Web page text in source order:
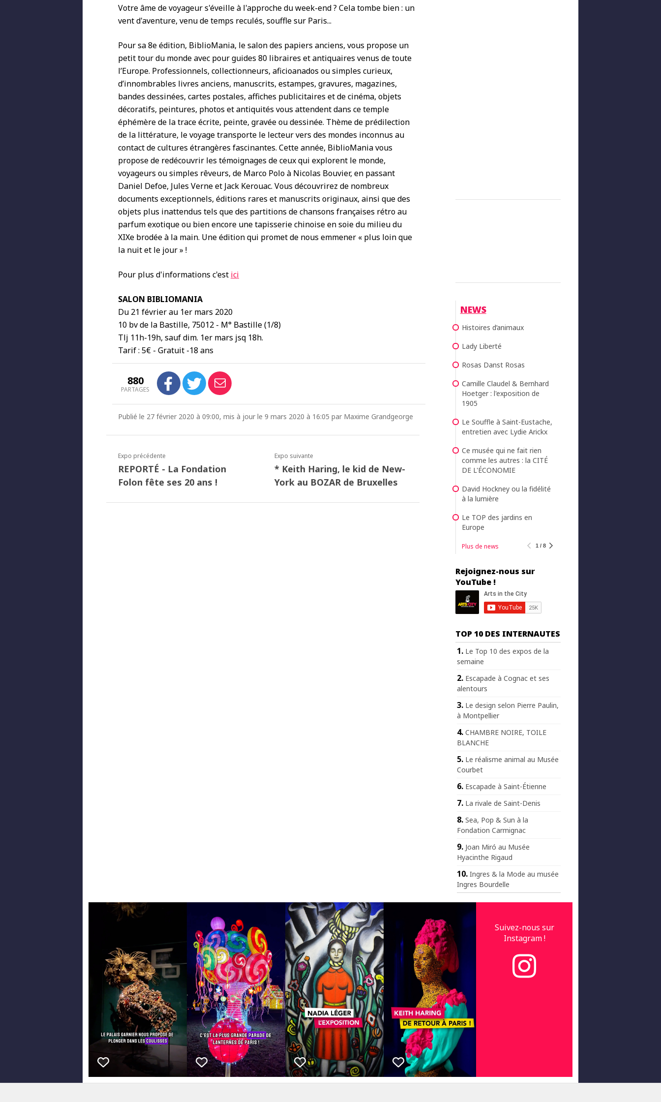
Votre âme de voyageur s'éveille à l'approche du week-end ? Cela tombe bien : un
vent d'aventure, venu de temps reculés, souffle sur Paris...
Pour sa 8e édition, BiblioMania, le salon des papiers anciens, vous propose un
petit tour du monde avec pour guides 80 libraires et antiquaires venus de toute
l’Europe. Professionnels, collectionneurs, aficioanados ou simples curieux,
d’innombrables livres anciens, manuscrits, estampes, gravures, magazines,
bandes dessinées, cartes postales, affiches publicitaires et de cinéma, objets
décoratifs, peintures, photos et antiquités vous attendent dans ce temple
éphémère de la trace écrite, peinte, gravée ou dessinée. Thème de prédilection
de la littérature, le voyage transporte le lecteur vers des mondes inconnus au
contact de cultures étrangères fascinantes. Cette année, BiblioMania vous
propose de redécouvrir les témoignages de ceux qui explorent le monde,
voyageurs ou simples rêveurs, de Marco Polo à Nicolas Bouvier, en passant
Daniel Defoe, Jules Verne et Jack Kerouac. Vous découvrirez de nombreux
documents exceptionnels, éditions rares et manuscrits originaux, ainsi que des
objets plus inattendus tels que des partitions de chansons françaises rétro au
parfum exotique ou bien encore une tapisserie chinoise en soie du milieu du
XIXe brodée à la main. Une édition qui promet de nous emmener « plus loin que
la nuit et le jour » !
Pour plus d'informations c'est ici
SALON BIBLIOMANIA
Du 21 février au 1er mars 2020
10 bv de la Bastille, 75012 - M° Bastille (1/8)
Tlj 11h-19h, sauf dim. 1er mars jsq 18h.
Tarif : 5€ - Gratuit -18 ans
880
PARTAGES
Publié le 27 février 2020 à 09:00, mis à jour le 9 mars 2020 à 16:05 par Maxime Grandgeorge
Expo précédente
REPORTÉ - La Fondation
Folon fête ses 20 ans !
Expo suivante
* Keith Haring, le kid de New-
York au BOZAR de Bruxelles
NEWS
Histoires d’animaux
Lady Liberté
Rosas Danst Rosas
Camille Claudel & Bernhard
Hoetger : l'exposition de
1905
Le Souffle à Saint-Eustache,
entretien avec Lydie Arickx
Ce musée qui ne fait rien
comme les autres : la CITÉ
DE L'ÉCONOMIE
David Hockney ou la fidélité
à la lumière
Le TOP des jardins en
Europe
Plus de news 1 / 8
Rejoignez-nous sur
YouTube !
TOP 10 DES INTERNAUTES
Le Top 10 des expos de la
semaine
Escapade à Cognac et ses
alentours
Le design selon Pierre Paulin,
à Montpellier
CHAMBRE NOIRE, TOILE
BLANCHE
Le réalisme animal au Musée
Courbet
Escapade à Saint-Étienne
La rivale de Saint-Denis
Sea, Pop & Sun à la
Fondation Carmignac
Joan Miró au Musée
Hyacinthe Rigaud
Ingres & la Mode au musée
Ingres Bourdelle
Suivez-nous sur
Instagram !